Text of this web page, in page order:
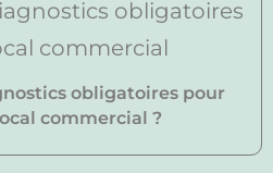
obligatoires pour
commercial ?